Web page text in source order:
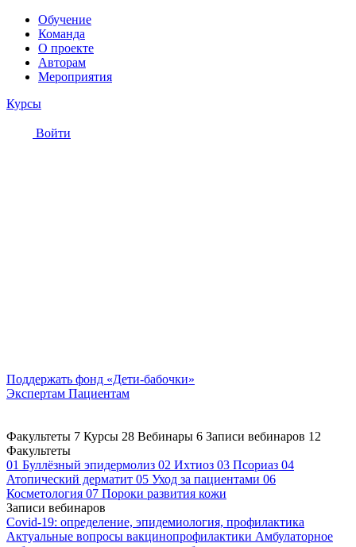
Обучение
Команда
О проекте
Авторам
Мероприятия
Курсы
Войти
Поддержать фонд «Дети-бабочки»
Экспертам Пациентам
Факультеты 7 Курсы 28 Вебинары 6 Записи вебинаров 12
Факультеты
01 Буллёзный эпидермолиз 02 Ихтиоз 03 Псориаз 04
Атопический дерматит 05 Уход за пациентами 06
Косметология 07 Пороки развития кожи
Записи вебинаров
Covid-19: определение, эпидемиология, профилактика
Актуальные вопросы вакцинопрофилактики Амбулаторное